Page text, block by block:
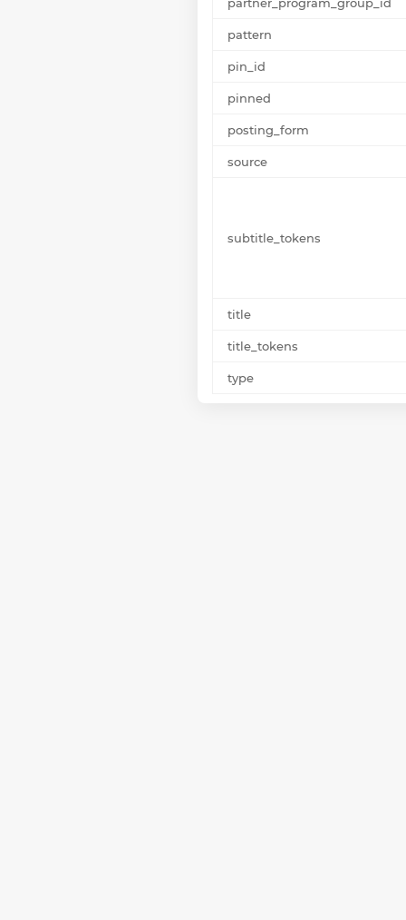
pattern
pin_id
pinned
posting_form
source
subtitle_tokens
title
title_tokens
type